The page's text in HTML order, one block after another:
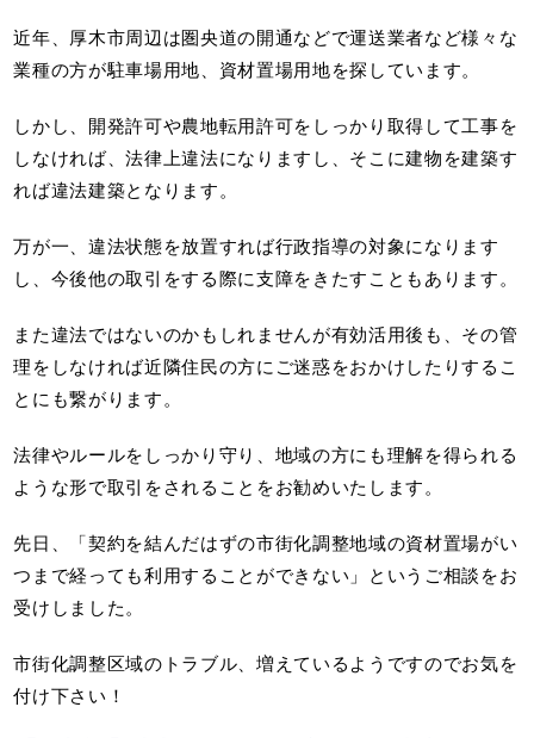
近年、厚木市周辺は圏央道の開通などで運送業者など様々な
業種の方が駐車場用地、資材置場用地を探しています。
しかし、開発許可や農地転用許可をしっかり取得して工事を
しなければ、法律上違法になりますし、そこに建物を建築す
れば違法建築となります。
万が一、違法状態を放置すれば行政指導の対象になります
し、今後他の取引をする際に支障をきたすこともあります。
また違法ではないのかもしれませんが有効活用後も、その管
理をしなければ近隣住民の方にご迷惑をおかけしたりするこ
とにも繋がります。
法律やルールをしっかり守り、地域の方にも理解を得られる
ような形で取引をされることをお勧めいたします。
先日、「契約を結んだはずの市街化調整地域の資材置場がい
つまで経っても利用することができない」というご相談をお
受けしました。
市街化調整区域のトラブル、増えているようですのでお気を
付け下さい！